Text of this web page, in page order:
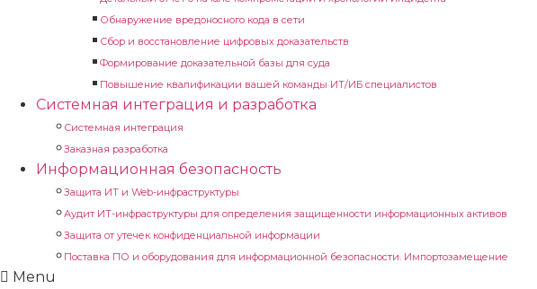
Обнаружение вредоносного кода в сети
Сбор и восстановление цифровых доказательств
Формирование доказательной базы для суда
Повышение квалификации вашей команды ИТ/ИБ специалистов
Системная интеграция и разработка
Системная интеграция
Заказная разработка
Информационная безопасность
Защита ИТ и Web-инфраструктуры
Аудит ИТ-инфраструктуры для определения защищенности информационных активов
Защита от утечек конфиденциальной информации
Поставка ПО и оборудования для информационной безопасности. Импортозамещение
Menu